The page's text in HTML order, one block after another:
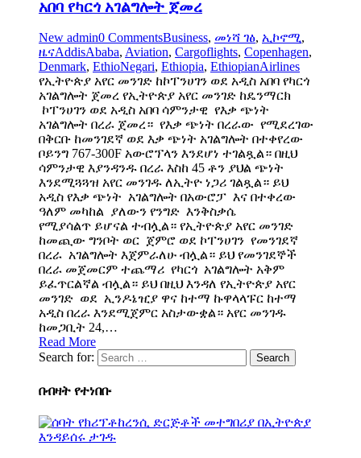
አበባ የካርጎ አገልግሎት ጀመረ
New admin0 CommentsBusiness, መነሻ ገፅ, ኢኮኖሚ,
ዜናAddisAbaba, Aviation, Cargoflights, Copenhagen,
Denmark, EthioNegari, Ethiopia, EthiopianAirlines
የኢትዮጵያ አየር መንገድ ከኮፐንሀገን ወደ አዲስ አበባ የካርጎ
አገልግሎት ጀመረ የኢትዮጵያ አየር መንገድ ከዴንማርክ
ኮፐንሀገን ወደ አዲስ አበባ ሳምንታዊ የእቃ ጭነት
አገልግሎት በረራ ጀመረ። የእቃ ጭነት በረራው የሚደረገው
በቅርቡ ከመንገደኛ ወደ እቃ ጭነት አገልግሎት በተቀየረው
ቦይንግ 767-300F አውሮፕላን እንደሆነ ተገልጿል። በዚህ
ሳምንታዊ እያንዳንዱ በረራ እስከ 45 ቶን ያህል ጭነት
እንደሚጓጓዝ አየር መንገዱ ለኢትዮ ነጋሪ ገልጿል። ይህ
አዲስ የእቃ ጭነት አገልግሎት በአውሮፓ እና በተቀረው
ዓለም መካከል ያለውን የንግድ እንቅስቃሴ
የሚያሳልጥ ይሆናል ተብሏል። የኢትዮጵያ አየር መንገድ
ከመጪው ግንቦት ወር ጀምሮ ወደ ኮፐንሀገን የመንገደኛ
በረራ አገልግሎት እጀምራለሁ ብሏል። ይህ የመንገደኞች
በረራ መጀመርም ተጨማሪ የካርጎ አገልግሎት አቅም
ይፈጥርልኛል ብሏል። ይህ በዚህ እንዳለ የኢትዮጵያ አየር
መንገድ ወደ ኢንዶኔዢያ ዋና ከተማ ኩዋላላፑር ከተማ
አዲስ በረራ እንደሚጀምር አስታውቋል። አየር መንገዱ
ከመጋቢት 24,…
Read More
Search for:
በብዛት የተነበቡ